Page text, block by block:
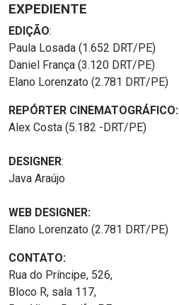
EXPEDIENTE
EDIÇÃO:
Paula Losada (1.652 DRT/PE)
Daniel França (3.120 DRT/PE)
Elano Lorenzato (2.781 DRT/PE)
REPÓRTER CINEMATOGRÁFICO:
Alex Costa (5.182 -DRT/PE)
DESIGNER:
Java Araújo
WEB DESIGNER:
Elano Lorenzato (2.781 DRT/PE)
CONTATO:
Rua do Príncipe, 526,
Bloco R, sala 117,